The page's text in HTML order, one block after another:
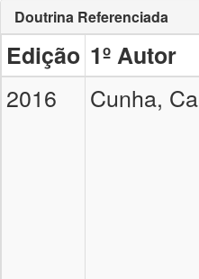
Doutrina Referenciada
Edição 1º Autor
2016
Cunha,